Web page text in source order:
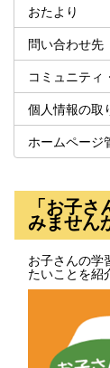
おたより
問い合わせ先
コミュニティ
個人情報の取
ホームページ
「お子
みません
お子さんの学
たいことを紹